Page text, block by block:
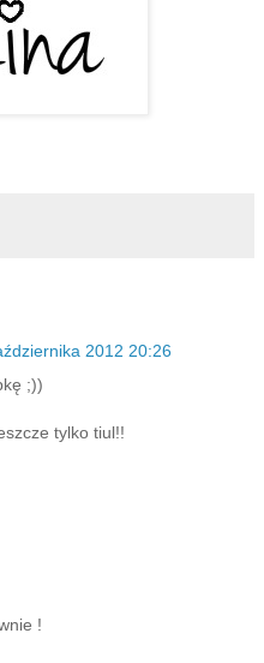
2012 20:26
;))
tylko tiul!!
!